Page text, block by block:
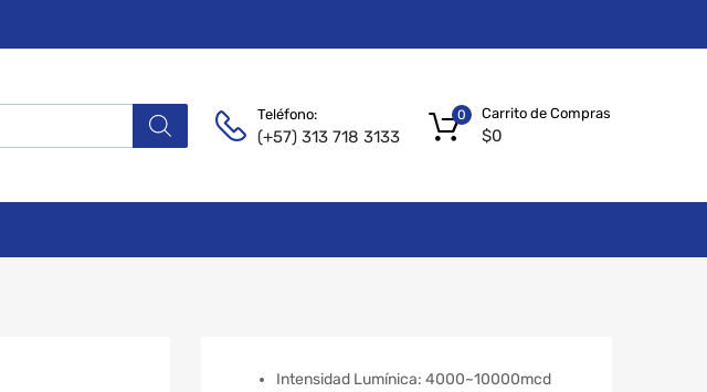
Teléfono:
(+57) 313 718 3133
Carrito de Compras
$0
0
Intensidad Lumínica: 4000~10000mcd